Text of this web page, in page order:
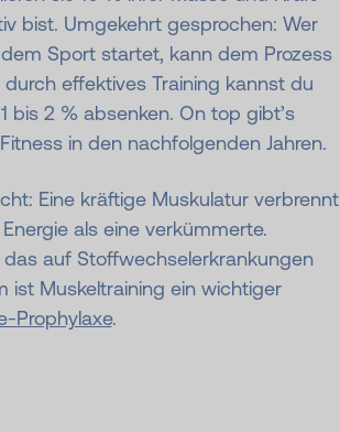
bist. Umgekehrt gesprochen: Wer
Sport startet, kann dem Prozess
effektives Training kannst du
bis 2 % absenken. On top gibt’s
in den nachfolgenden Jahren.
Eine kräftige Muskulatur verbrennt
als eine verkümmerte.
auf Stoffwechselerkrankungen
ist Muskeltraining ein wichtiger
Prophylaxe.